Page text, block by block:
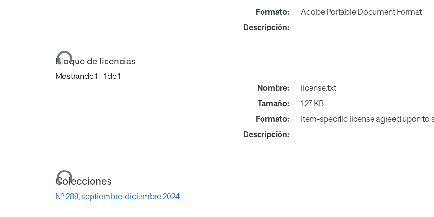
Cargando...
Formato:
Adobe Portable Document Format
Descripción:
Bloque de licencias
Mostrando 1 - 1 de 1
Cargando...
Nombre:
license.txt
Tamaño:
1.27 KB
Formato:
Item-specific license agreed upon to
Descripción:
Colecciones
Nº 289, septiembre-diciembre 2024